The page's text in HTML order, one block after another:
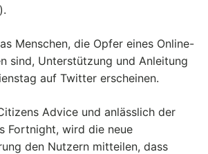
Menschen, die Opfer eines Online-
sind, Unterstützung und Anleitung
auf Twitter erscheinen.
Advice und anlässlich der
Fortnight, wird die neue
den Nutzern mitteilen, dass